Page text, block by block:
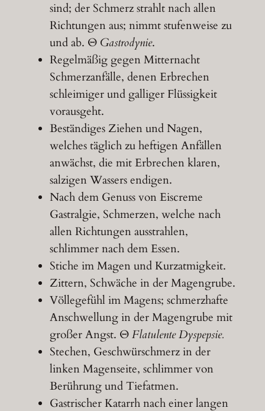
sind; der Schmerz strahlt nach allen
Richtungen aus; nimmt stufenweise zu
und ab. ΘGastrodynie.
Regelmäßig gegen Mitternacht
Schmerzanfälle, denen Erbrechen
schleimiger und galliger Flüssigkeit
vorausgeht.
Beständiges Ziehen und Nagen,
welches täglich zu heftigen Anfällen
anwächst, die mit Erbrechen klaren,
salzigen Wassers endigen.
Nach dem Genuss von Eiscreme
Gastralgie, Schmerzen, welche nach
allen Richtungen ausstrahlen,
schlimmer nach dem Essen.
Stiche im Magen und Kurzatmigkeit.
Zittern, Schwäche in der Magengrube.
Völlegefühl im Magens; schmerzhafte
Anschwellung in der Magengrube mit
großer Angst. ΘFlatulente Dyspepsie.
Stechen, Geschwürschmerz in der
linken Magenseite, schlimmer von
Berührung und Tiefatmen.
Gastrischer Katarrh nach einer langen